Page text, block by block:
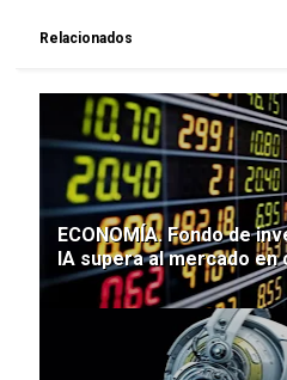
Relacionados
ECONOMÍA. Fondo de
IA supera al mercado en